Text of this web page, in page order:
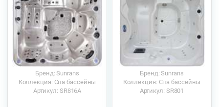
Бренд: Sunrans
Коллекция: Спа бассейны
Артикул: SR816A
Бренд: Sunrans
Коллекция: Спа бассейны
Артикул: SR801